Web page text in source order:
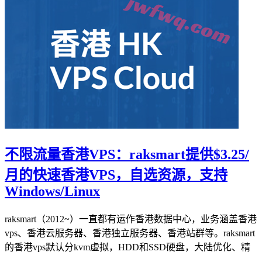
不限流量香港VPS：raksmart提供$3.25/
月的快速香港VPS，自选资源，支持
Windows/Linux
raksmart（2012~）一直都有运作香港数据中心，业务涵盖香港
vps、香港云服务器、香港独立服务器、香港站群等。raksmart
的香港vps默认分kvm虚拟，HDD和SSD硬盘，大陆优化、精